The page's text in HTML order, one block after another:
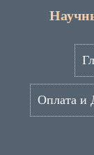
Оплата и